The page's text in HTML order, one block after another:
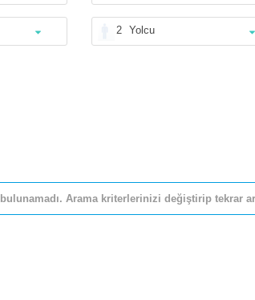
2 Yolcu
bulunamadı. Arama kriterlerinizi değiştirip tekrar